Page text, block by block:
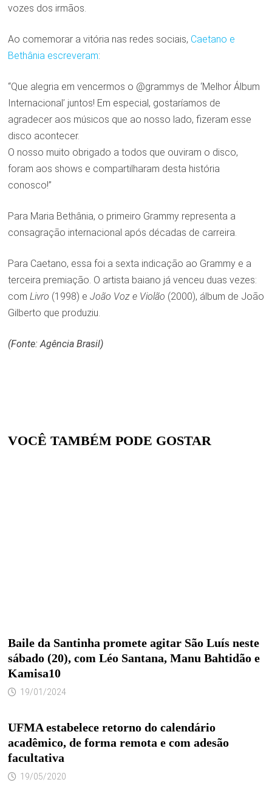
vozes dos irmãos.
Ao comemorar a vitória nas redes sociais, Caetano e
Bethânia escreveramOpens
a
new
window
:
“Que alegria em vencermos o @grammys de ‘Melhor Álbum
Internacional’ juntos! Em especial, gostaríamos de
agradecer aos músicos que ao nosso lado, fizeram esse
disco acontecer.
O nosso muito obrigado a todos que ouviram o disco,
foram aos shows e compartilharam desta história
conosco!”
Para Maria Bethânia, o primeiro Grammy representa a
consagração internacional após décadas de carreira.
Para Caetano, essa foi a sexta indicação ao Grammy e a
terceira premiação. O artista baiano já venceu duas vezes:
com Livro (1998) e João Voz e Violão (2000), álbum de João
Gilberto que produziu.
(Fonte: Agência Brasil)
VOCÊ TAMBÉM PODE GOSTAR
Baile da Santinha promete agitar São Luís neste
sábado (20), com Léo Santana, Manu Bahtidão e
Kamisa10
19/01/2024
UFMA estabelece retorno do calendário
acadêmico, de forma remota e com adesão
facultativa
19/05/2020